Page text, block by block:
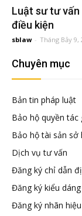
Luật sư tư vấn
điều kiện
sblaw - Tháng Bảy 9,
Chuyên mục
Bản tin pháp luật
Bảo hộ quyền tác
Bảo hộ tài sản sở
Dịch vụ tư vấn
Đăng ký chỉ dẫn
Đăng ký kiểu
Đăng ký nhãn hiệu